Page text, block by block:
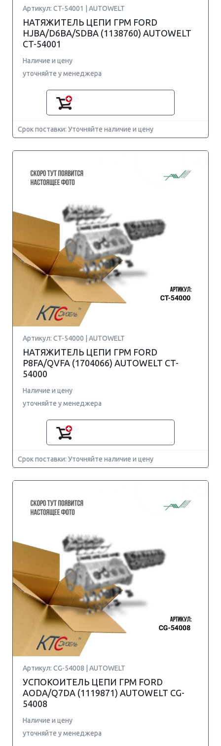
Артикул: CT-54001 | AUTOWELT
НАТЯЖИТЕЛЬ ЦЕПИ ГРМ FORD
HJBA/D6BA/SDBA (1138760) AUTOWELT
CT-54001
Наличие и цену
уточняйте у менеджера
Срок поставки: Уточняйте наличие и цену
Артикул: CT-54000 | AUTOWELT
НАТЯЖИТЕЛЬ ЦЕПИ ГРМ FORD
P8FA/QVFA (1704066) AUTOWELT CT-
54000
Наличие и цену
уточняйте у менеджера
Срок поставки: Уточняйте наличие и цену
Артикул: CG-54008 | AUTOWELT
УСПОКОИТЕЛЬ ЦЕПИ ГРМ FORD
AODA/Q7DA (1119871) AUTOWELT CG-
54008
Наличие и цену
уточняйте у менеджера